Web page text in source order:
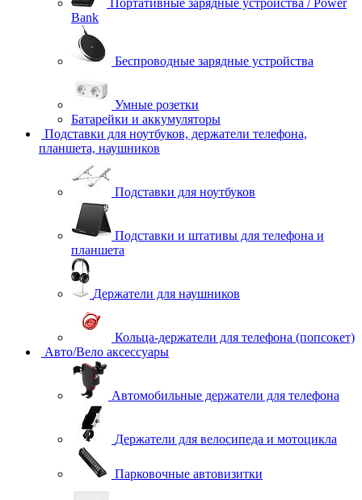
Портативные зарядные устройства / Power
Bank
Беспроводные зарядные устройства
Умные розетки
Батарейки и аккумуляторы
Подставки для ноутбуков, держатели телефона,
планшета, наушников
Подставки для ноутбуков
Подставки и штативы для телефона и
планшета
Держатели для наушников
Кольца-держатели для телефона (попсокет)
Авто/Вело аксессуары
Автомобильные держатели для телефона
Держатели для велосипеда и мотоцикла
Парковочные автовизитки